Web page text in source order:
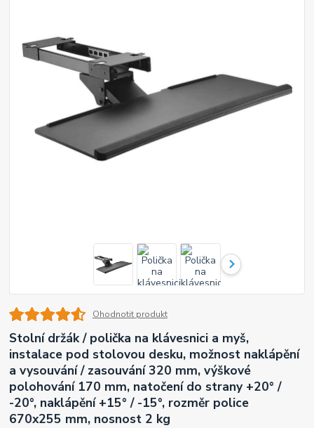
Ohodnotit produkt
Stolní držák / polička na klávesnici a myš,
instalace pod stolovou desku, možnost naklápění
a vysouvání / zasouvání 320 mm, výškové
polohování 170 mm, natočení do strany +20° /
-20°, naklápění +15° / -15°, rozměr police
670x255 mm, nosnost 2 kg